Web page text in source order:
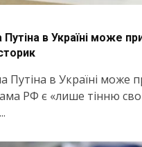
Путіна в Україні може
Путіна в Україні може
РФ є «лише тінню